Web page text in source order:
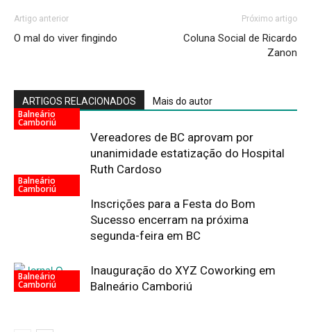
Artigo anterior
O mal do viver fingindo
Próximo artigo
Coluna Social de Ricardo
Zanon
ARTIGOS RELACIONADOS Mais do autor
Balneário
Camboriú
Vereadores de BC aprovam por
unanimidade estatização do Hospital
Ruth Cardoso
Balneário
Camboriú
Inscrições para a Festa do Bom
Sucesso encerram na próxima
segunda-feira em BC
Balneário
Camboriú
Inauguração do XYZ Coworking em
Balneário Camboriú